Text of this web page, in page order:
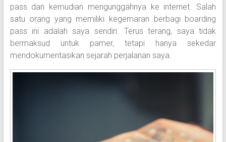
pass dan kemudian mengunggahnya ke internet. Salah
satu orang yang memiliki kegemaran berbagi boarding
pass ini adalah saya sendiri. Terus terang, saya tidak
bermaksud untuk pamer, tetapi hanya sekedar
mendokumentasikan sejarah perjalanan saya.